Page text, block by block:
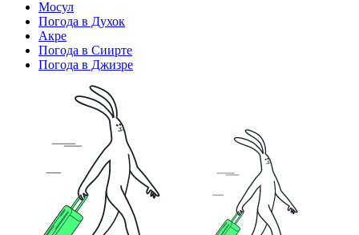
Мосул
Погода в Духок
Акре
Погода в Сиирте
Погода в Джизре